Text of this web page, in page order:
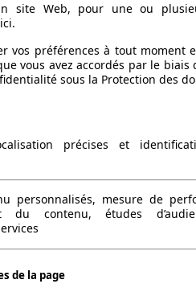
4876 mm
1831 mm
1794 mm
724 kg
freins) 750 kg
freins)
site Web, pour une ou
vos préférences à tout moment
vous avez accordés par le biais
sous la Protection des
précises et
personnalisés, mesure de
du contenu, études
de la page